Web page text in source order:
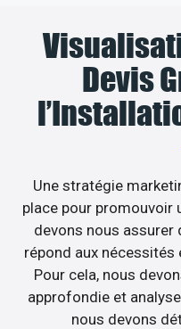
Devis
Une stratégie
place pour promouvoir
devons nous assurer
répond aux nécessités
Pour cela, nous
approfondie et
nous devons